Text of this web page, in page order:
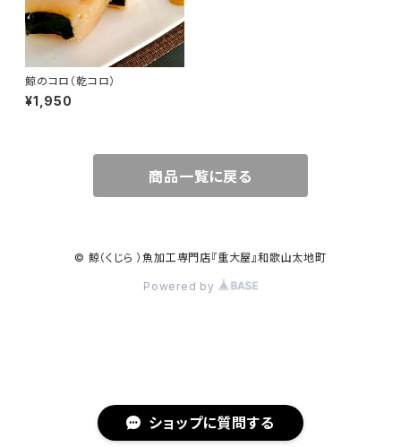
ショップに質問する
鯨のコロ（乾コロ）
¥1,950
商品一覧に戻る
© 鯨（くじら ）魚加工専門店『重大屋』和歌山太地町
Powered by